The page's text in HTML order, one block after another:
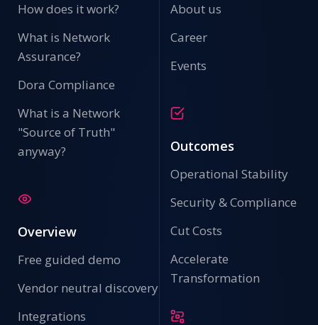
How does it work?
What is Network
Assurance?
Dora Compliance
What is a Network
"Source of Truth"
anyway?
Overview
Free guided demo
Vendor neutral discovery
Integrations
About us
Career
Events
Outcomes
Operational Stability
Security & Compliance
Cut Costs
Accelerate
Transformation